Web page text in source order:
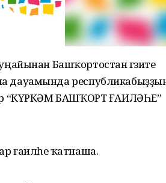
Башҡортостан гәзите
дауамында
“КҮРКӘМ БАШҠОРТ ҒАИЛӘҺЕ”
ғаиләһе ҡатнаша.